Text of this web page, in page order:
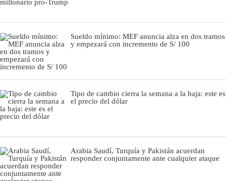
Sueldo mínimo: MEF anuncia alza en dos tramos
y empezará con incremento de S/ 100
Tipo de cambio cierra la semana a la baja: este es
el precio del dólar
Arabia Saudí, Turquía y Pakistán acuerdan
responder conjuntamente ante cualquier ataque